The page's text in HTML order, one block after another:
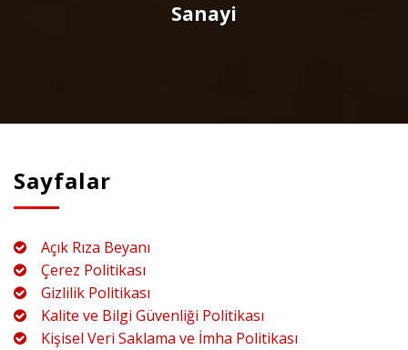
Sanayi
Sayfalar
Açık Rıza Beyanı
Çerez Politikası
Gizlilik Politikası
Kalite ve Bilgi Güvenliği Politikası
Kişisel Veri Saklama ve İmha Politikası